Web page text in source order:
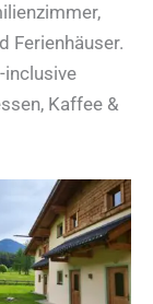
Ferienhäuser.
inclusive
Kaffee &